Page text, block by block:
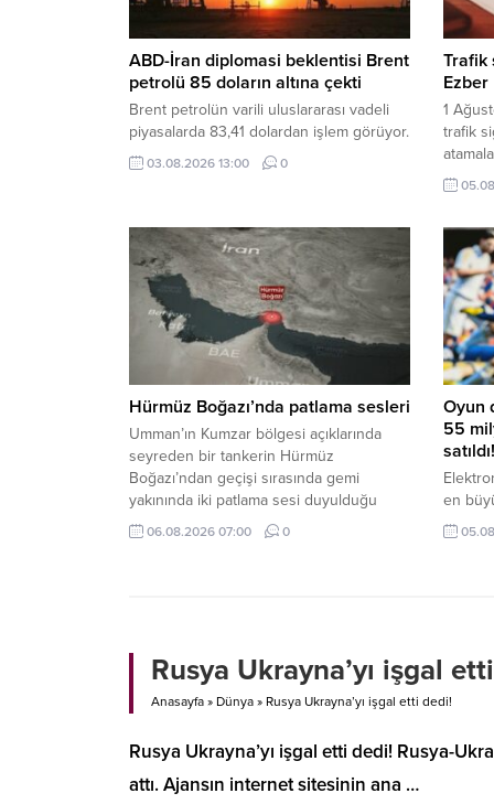
ABD-İran diplomasi beklentisi Brent
petrolü 85 doların altına çekti
Brent petrolün varili uluslararası vadeli
piyasalarda 83,41 dolardan işlem görüyor.
03.08.2026 13:00 0
Trafik
Ezber
1
trafik
Hürmüz Boğazı’nda patlama sesleri
Umman’ın Kumzar bölgesi açıklarında
seyreden bir tankerin Hürmüz
Boğazı’ndan geçişi sırasında gemi
yakınında iki patlama sesi duyulduğu
bildirildi.
06.08.2026 07:00 0
Oyun
55
satıldı!
en
(EA),
Rusya Ukrayna’yı işgal
Anasayfa » Dünya » Rusya Ukrayna’yı işgal etti dedi!
Rusya Ukrayna’yı işgal etti dedi! Rusya-
attı. Ajansın internet sitesinin ana …